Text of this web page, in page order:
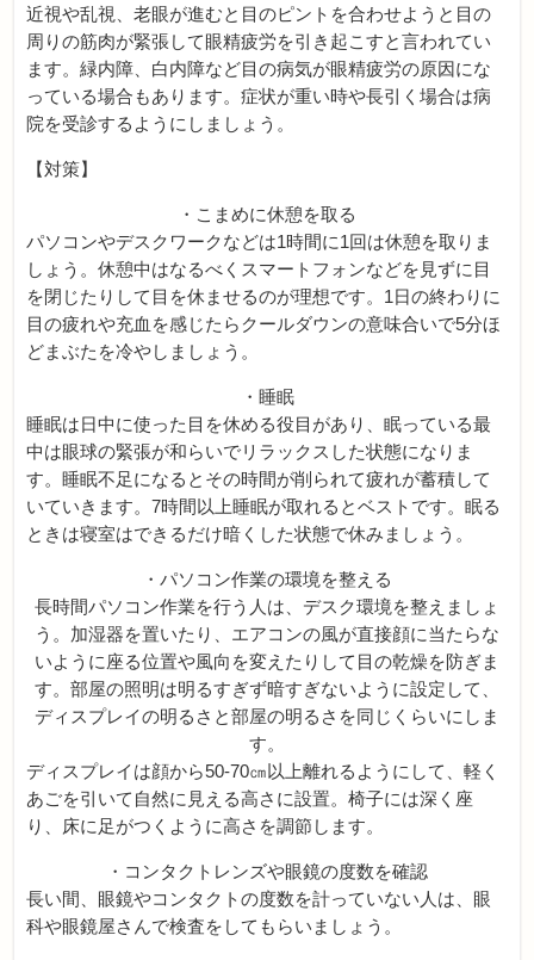
近視や乱視、老眼が進むと目のピントを合わせようと目の
周りの筋肉が緊張して眼精疲労を引き起こすと言われてい
ます。緑内障、白内障など目の病気が眼精疲労の原因にな
っている場合もあります。症状が重い時や長引く場合は病
院を受診するようにしましょう。
【対策】
・こまめに休憩を取る
パソコンやデスクワークなどは1時間に1回は休憩を取りま
しょう。休憩中はなるべくスマートフォンなどを見ずに目
を閉じたりして目を休ませるのが理想です。1日の終わりに
目の疲れや充血を感じたらクールダウンの意味合いで5分ほ
どまぶたを冷やしましょう。
・睡眠
睡眠は日中に使った目を休める役目があり、眠っている最
中は眼球の緊張が和らいでリラックスした状態になりま
す。睡眠不足になるとその時間が削られて疲れが蓄積して
いていきます。7時間以上睡眠が取れるとベストです。眠る
ときは寝室はできるだけ暗くした状態で休みましょう。
・パソコン作業の環境を整える
長時間パソコン作業を行う人は、デスク環境を整えましょ
う。加湿器を置いたり、エアコンの風が直接顔に当たらな
いように座る位置や風向を変えたりして目の乾燥を防ぎま
す。部屋の照明は明るすぎず暗すぎないように設定して、
ディスプレイの明るさと部屋の明るさを同じくらいにしま
す。
ディスプレイは顔から50-70㎝以上離れるようにして、軽く
あごを引いて自然に見える高さに設置。椅子には深く座
り、床に足がつくように高さを調節します。
・コンタクトレンズや眼鏡の度数を確認
長い間、眼鏡やコンタクトの度数を計っていない人は、眼
科や眼鏡屋さんで検査をしてもらいましょう。